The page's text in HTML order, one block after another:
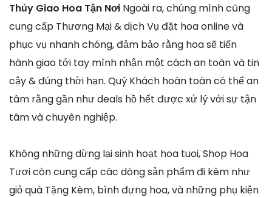
Thủy Giao Hoa Tận Nơi Ngoài ra, chúng mình cũng
cung cấp Thương Mại & dịch Vụ đặt hoa online và
phục vụ nhanh chóng, đảm bảo rằng hoa sẽ tiến
hành giao tới tay mình nhận một cách an toàn và tin
cậy & đúng thời hạn. Quý Khách hoàn toàn có thể an
tâm rằng gần như deals hồ hết được xử lý với sự tận
tâm và chuyên nghiệp.
Không những dừng lại sinh hoạt hoa tuoi, Shop Hoa
Tươi còn cung cấp các dòng sản phẩm đi kèm như
giỏ quà Tặng Kèm, bình đựng hoa, và những phụ kiện